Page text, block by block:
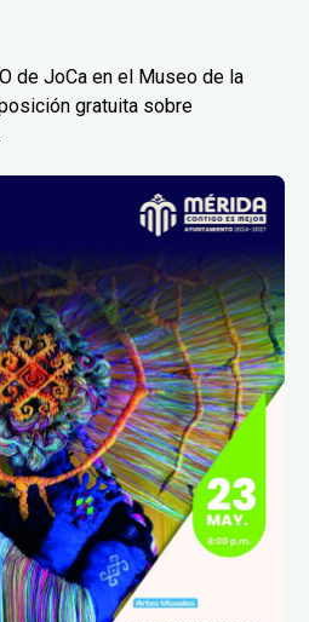
de JoCa en el Museo de la
gratuita sobre